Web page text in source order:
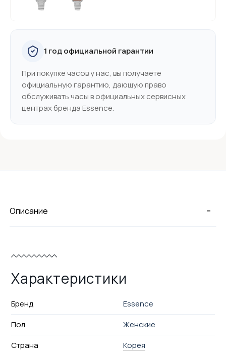
1 год официальной гарантии
При покупке часов у нас, вы получаете
официальную гарантию, дающую право
обслуживать часы в официальных сервисных
центрах бренда Essence.
-
Описание
Характеристики
Бренд
Essence
Пол
Женские
Страна
Корея